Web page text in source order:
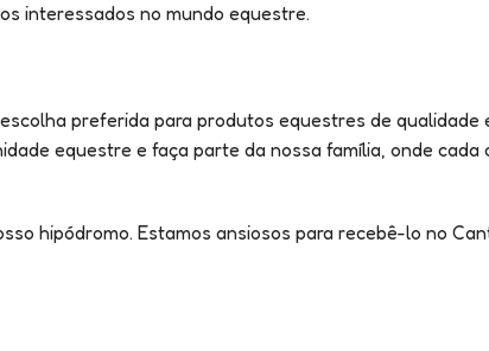
interessados no mundo equestre.
preferida para produtos equestres de qualidade
equestre e faça parte da nossa família, onde cada
hipódromo. Estamos ansiosos para recebê-lo no